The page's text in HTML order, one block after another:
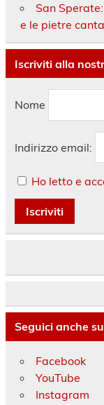
San
e le pietre
Iscriviti alla
Nome
Indirizzo email:
Ho letto e
Seguici anche
Facebook
YouTube
Instagram